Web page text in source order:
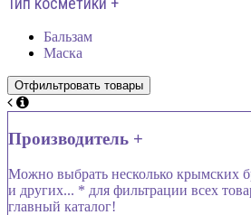
Бальзам
Маска
Производитель +
Можно выбрать несколько крымских
и других... * для фильтрации всех
главный каталог!